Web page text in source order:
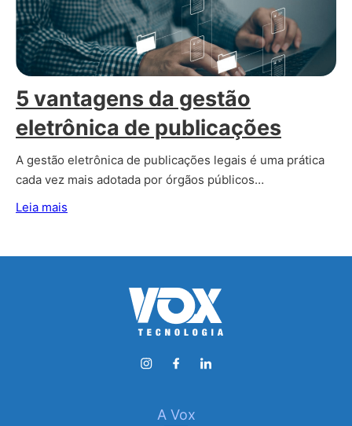
5 vantagens da gestão
eletrônica de publicações
A gestão eletrônica de publicações legais é uma prática
cada vez mais adotada por órgãos públicos…
Leia mais
A Vox